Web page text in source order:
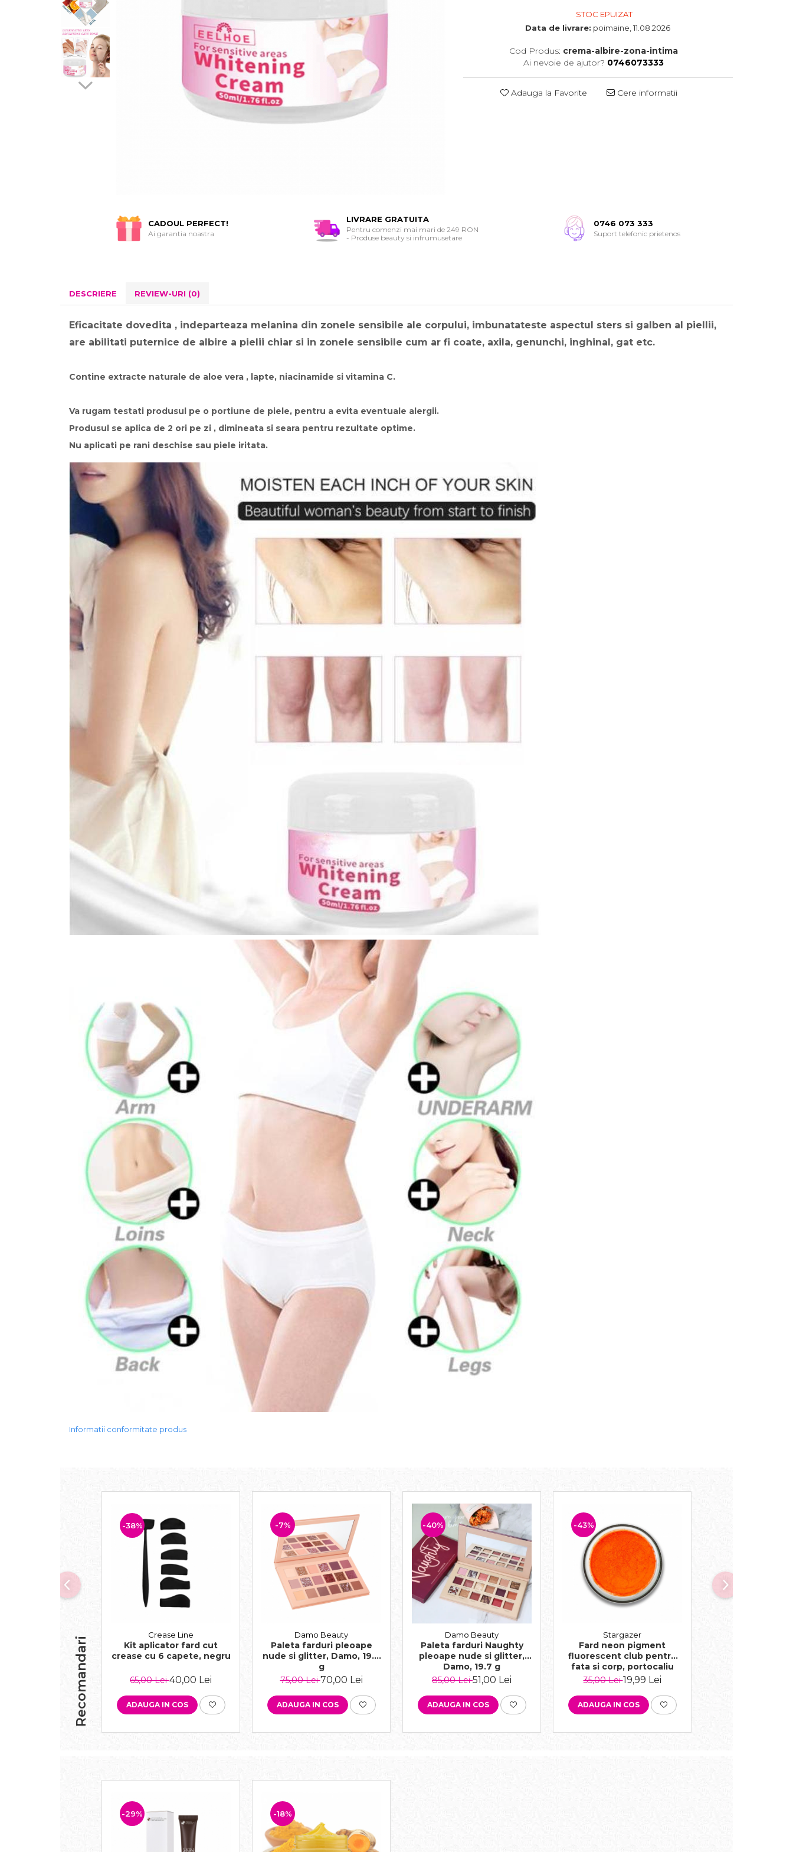
STOC EPUIZAT
Data de livrare: poimaine, 11.08.2026
Cod Produs: crema-albire-zona-intima
Ai nevoie de ajutor? 0746073333
Adauga la Favorite Cere informatii
CADOUL PERFECT!
Ai garantia noastra
LIVRARE GRATUITA
Pentru comenzi mai mari de 249 RON
- Produse beauty si infrumusetare
0746 073 333
Suport telefonic prietenos
DESCRIERE REVIEW-URI (0)
Eficacitate dovedita , indeparteaza melanina din zonele sensibile ale corpului, imbunatateste aspectul sters si galben al piellii,
are abilitati puternice de albire a pielii chiar si in zonele sensibile cum ar fi coate, axila, genunchi, inghinal, gat etc.
Contine extracte naturale de aloe vera , lapte, niacinamide si vitamina C.
Va rugam testati produsul pe o portiune de piele, pentru a evita eventuale alergii.
Produsul se aplica de 2 ori pe zi , dimineata si seara pentru rezultate optime.
Nu aplicati pe rani deschise sau piele iritata.
Informatii conformitate produs
Recomandari
-38%
Crease Line
Kit aplicator fard cut
crease cu 6 capete, negru
65,00 Lei40,00 Lei
ADAUGA IN COS
-7%
Damo Beauty
Paleta farduri pleoape
nude si glitter, Damo, 19.7
g
75,00 Lei70,00 Lei
ADAUGA IN COS
-40%
Damo Beauty
Paleta farduri Naughty
pleoape nude si glitter,
Damo, 19.7 g
85,00 Lei51,00 Lei
ADAUGA IN COS
-43%
Stargazer
Fard neon pigment
fluorescent club pentru
fata si corp, portocaliu
luminos
35,00 Lei19,99 Lei
ADAUGA IN COS
-43%
-29% -18%